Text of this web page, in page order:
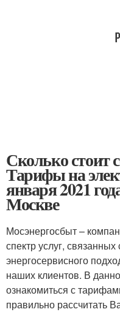
Сколько стоит
Тарифы на
января 2021
Москве
Мосэнергосбыт –
спектр услуг,
энергосервисного
наших клиентов. В
ознакомиться с
правильно рассчитать